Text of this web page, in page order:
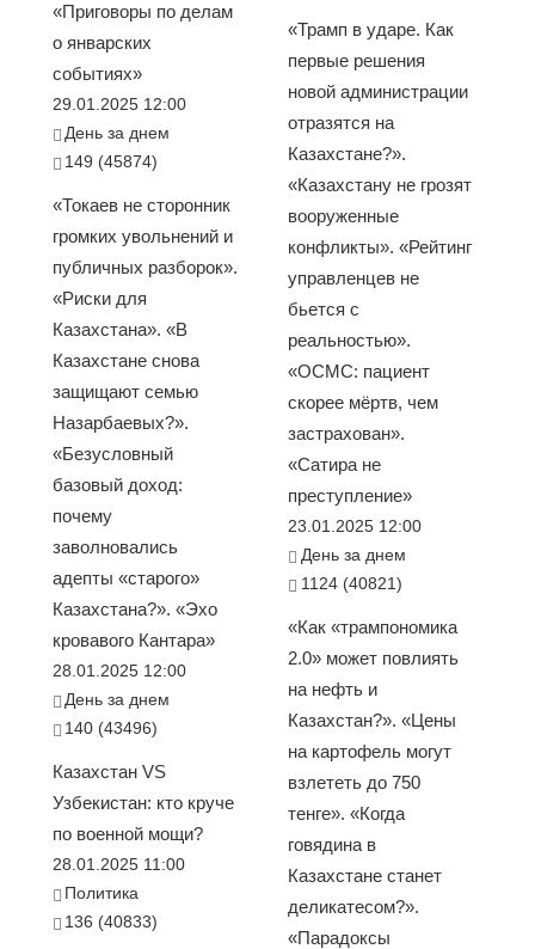
«Приговоры по делам
о январских
событиях»
29.01.2025 12:00
День за днем
149 (45874)
«Токаев не сторонник
громких увольнений и
публичных разборок».
«Риски для
Казахстана». «В
Казахстане снова
защищают семью
Назарбаевых?».
«Безусловный
базовый доход:
почему
заволновались
адепты «старого»
Казахстана?». «Эхо
кровавого Кантара»
28.01.2025 12:00
День за днем
140 (43496)
Казахстан VS
Узбекистан: кто круче
по военной мощи?
28.01.2025 11:00
Политика
136 (40833)
«Трамп в ударе. Как
первые решения
новой администрации
отразятся на
Казахстане?».
«Казахстану не грозят
вооруженные
конфликты». «Рейтинг
управленцев не
бьется с
реальностью».
«ОСМС: пациент
скорее мёртв, чем
застрахован».
«Сатира не
преступление»
23.01.2025 12:00
День за днем
1124 (40821)
«Как «трампономика
2.0» может повлиять
на нефть и
Казахстан?». «Цены
на картофель могут
взлететь до 750
тенге». «Когда
говядина в
Казахстане станет
деликатесом?».
«Парадоксы